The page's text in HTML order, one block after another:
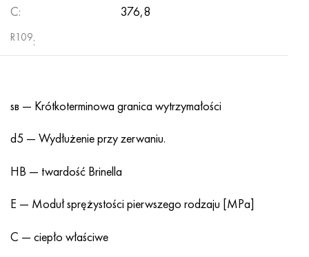
C: 376,8
R109:
sв — Krótkoterminowa granica wytrzymałości
d5 — Wydłużenie przy zerwaniu.
HB — twardość Brinella
E — Moduł sprężystości pierwszego rodzaju [MPa]
C — ciepło właściwe